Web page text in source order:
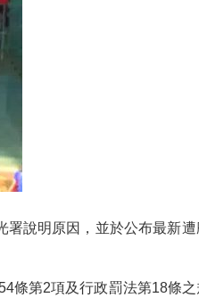
說明原因，並於公布最新
條第2項及行政罰法第18條